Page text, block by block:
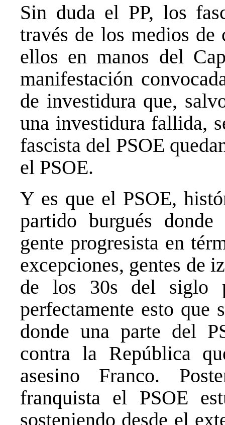
Sin duda el PP, los
través de los medios de
ellos en manos del
manifestación
de investidura que,
una investidura fallida,
fascista del PSOE
el PSOE.
Y es que el PSOE,
partido burgués
gente progresista en
excepciones, gentes de
de los 30s del siglo
perfectamente esto que
donde una parte del
contra la República
asesino Franco.
franquista el PSOE
sosteniendo desde el